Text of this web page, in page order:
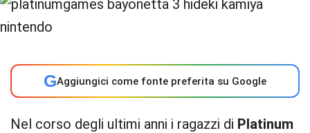
GAggiungici come fonte preferita su Google
Nel corso degli ultimi anni i ragazzi di Platinum